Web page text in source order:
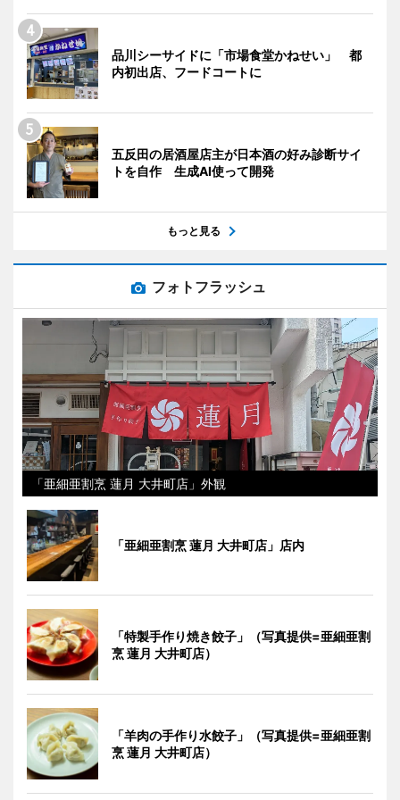
品川シーサイドに「市場食堂かねせい」 都
内初出店、フードコートに
五反田の居酒屋店主が日本酒の好み診断サイ
トを自作 生成AI使って開発
もっと見る
フォトフラッシュ
「亜細亜割烹 蓮月 大井町店」外観
「亜細亜割烹 蓮月 大井町店」店内
「特製手作り焼き餃子」（写真提供=亜細亜割
烹 蓮月 大井町店）
「羊肉の手作り水餃子」（写真提供=亜細亜割
烹 蓮月 大井町店）